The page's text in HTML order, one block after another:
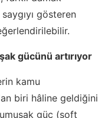
gösteren
gücünü artırıyor
kamu
biri hâline geldiğini
güç (soft